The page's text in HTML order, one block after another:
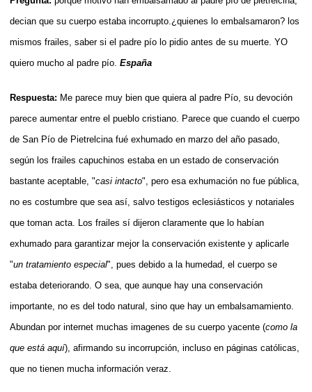
decian que su cuerpo estaba incorrupto.¿quienes lo embalsamaron? los
mismos frailes, saber si el padre pío lo pidio antes de su muerte. YO
quiero mucho al padre pío. España
Respuesta: Me parece muy bien que quiera al padre Pío, su devoción
parece aumentar entre el pueblo cristiano. Parece que cuando el cuerpo
de San Pío de Pietrelcina fué exhumado en marzo del año pasado,
según los frailes capuchinos estaba en un estado de conservación
bastante aceptable, "casi intacto", pero esa exhumación no fue pública,
no es costumbre que sea así, salvo testigos eclesiásticos y notariales
que toman acta. Los frailes sí dijeron claramente que lo habían
exhumado para garantizar mejor la conservación existente y aplicarle
"un tratamiento especial", pues debido a la humedad, el cuerpo se
estaba deteriorando. O sea, que aunque hay una conservación
importante, no es del todo natural, sino que hay un embalsamamiento.
Abundan por internet muchas imagenes de su cuerpo yacente (como la
que está aquí), afirmando su incorrupción, incluso en páginas católicas,
que no tienen mucha información veraz.